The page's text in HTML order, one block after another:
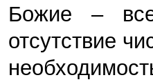
Божие –
отсутствие